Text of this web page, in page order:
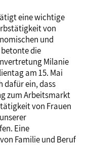
eine wichtige
von
und
die
Milanie
am 15. Mai
dafür ein, dass
zum Arbeitsmarkt
von Frauen
Eine
Familie und Beruf